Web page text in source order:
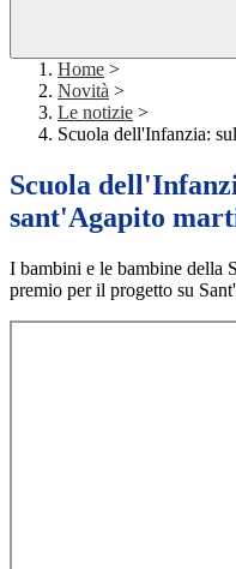
Home >
Novità >
Le notizie >
Scuola dell'Infanzia:
Scuola
sant'Agapito
I bambini e le bambine della
premio per il progetto su